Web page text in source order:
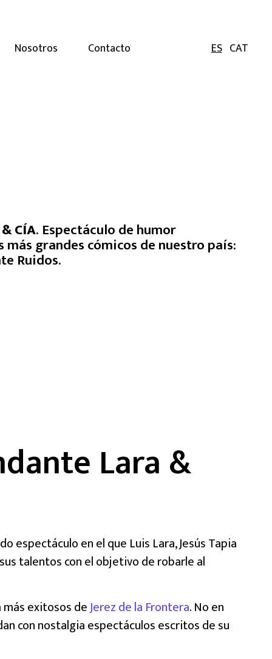
Nosotros Contacto ESCAT
CÍA. Espectáculo de humor
grandes cómicos de nuestro país:
Ruidos.
Lara &
espectáculo en el que Luis Lara, Jesús Tapia
talentos con el objetivo de robarle al
más exitosos deJerez de la Frontera. No en
con nostalgia espectáculos escritos de su